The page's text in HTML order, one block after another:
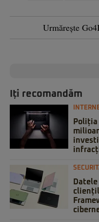
Urmărește
Iți recomandăm
Poliția